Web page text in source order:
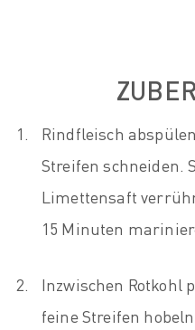
Rindfleisch
Streifen schneiden.
Limettensaft
15 Minuten
Inzwischen Rotkohl
feine Streifen